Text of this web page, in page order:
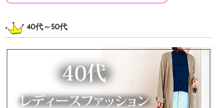
40代～50代